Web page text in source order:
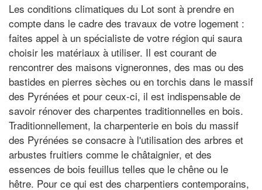
Les conditions climatiques du Lot sont à prendre en
compte dans le cadre des travaux de votre logement :
faites appel à un spécialiste de votre région qui saura
choisir les matériaux à utiliser. Il est courant de
rencontrer des maisons vigneronnes, des mas ou des
bastides en pierres sèches ou en torchis dans le massif
des Pyrénées et pour ceux-ci, il est indispensable de
savoir rénover des charpentes traditionnelles en bois.
Traditionnellement, la charpenterie en bois du massif
des Pyrénées se consacre à l'utilisation des arbres et
arbustes fruitiers comme le châtaignier, et des
essences de bois feuillus telles que le chêne ou le
hêtre. Pour ce qui est des charpentiers contemporains,